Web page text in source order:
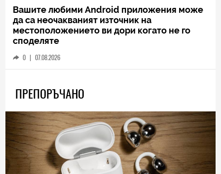
Вашите любими Android приложения може
да са неочакваният източник на
местоположението ви дори когато не го
споделяте
0 | 07.08.2026
ПРЕПОРЪЧАНО